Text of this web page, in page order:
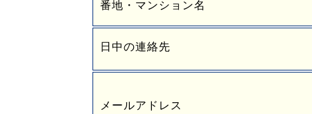
番地・マンション名
日中の連絡先
メールアドレス